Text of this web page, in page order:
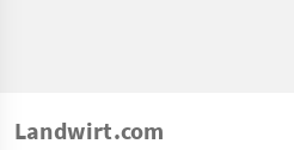
Landwirt.com